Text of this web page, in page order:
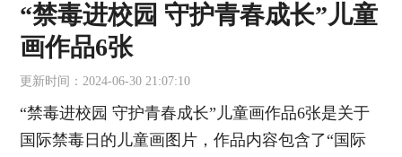
“禁毒进校园 守护青春成长”儿童
画作品6张
更新时间：2024-06-30 21:07:10
“禁毒进校园 守护青春成长”儿童画作品6张是关于
国际禁毒日的儿童画图片，作品内容包含了“国际